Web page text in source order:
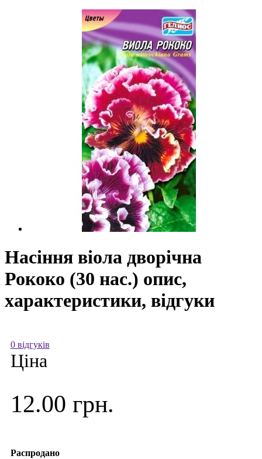
Насіння віола дворічна
Рококо (30 нас.) опис,
характеристики, відгуки
0 відгуків
Ціна
12.00 грн.
Распродано